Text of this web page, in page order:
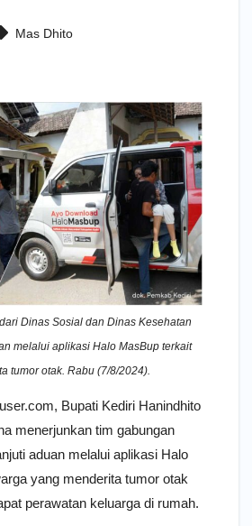
Mas Dhito
Dinas Sosial dan Dinas Kesehatan
melalui aplikasi Halo MasBup terkait
tumor otak. Rabu (7/8/2024).
Bupati Kediri Hanindhito
menerjunkan tim gabungan
aduan melalui aplikasi Halo
yang menderita tumor otak
perawatan keluarga di rumah.